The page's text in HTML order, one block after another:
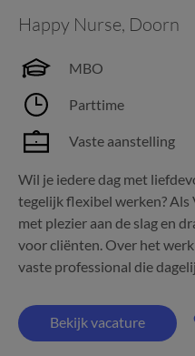
Happy Nurse, Doorn
MBO
Parttime
Vaste aanstelling
Wil je iedere dag met
tegelijk flexibel werken? Als
met plezier aan de slag en
voor cliënten. Over het
vaste professional die
Bekijk vacature